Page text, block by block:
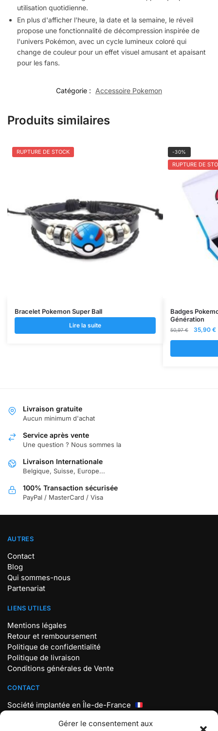
Gérer le consentement aux
utilisation quotidienne.
En plus d'afficher l'heure, la date et la semaine, le réveil
propose une fonctionnalité de décompression inspirée de
l'univers Pokémon, avec un cycle lumineux coloré qui
change de couleur pour un effet visuel amusant et apaisant
pour les fans.
Catégorie : Accessoire Pokemon
Produits similaires
RUPTURE DE STOCK
Bracelet Pokemon Super Ball
Lire la suite
-30%
RUPTURE DE
Badges
Génération
50,97€
Le
était :
35,90 €
Livraison gratuite
Aucun minimum d'achat
Service après vente
Une question ? Nous sommes la
Livraison Internationale
Belgique, Suisse, Europe...
100% Transaction sécurisée
PayPal / MasterCard / Visa
AUTRES
Contact
Blog
Qui sommes-nous
Partenariat
LIENS UTILES
Mentions légales
Retour et remboursement
Politique de confidentialité
Politique de livraison
Conditions générales de Vente
CONTACT
Société implantée en Île-de-France
Téléphone : +33 7 56 98 18 19